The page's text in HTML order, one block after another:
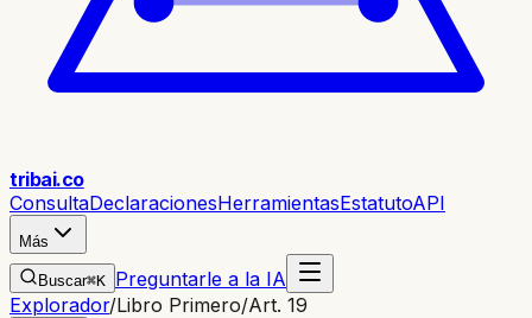
tribai.co
ConsultaDeclaracionesHerramientasEstatutoAPI
Más
Buscar⌘K Preguntarle a la IA
Explorador/Libro Primero/Art. 19